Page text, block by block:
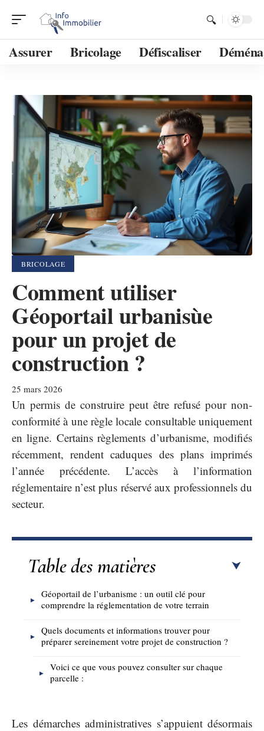
Assurer Bricolage Défiscaliser
BRICOLAGE
Comment utiliser
Géoportail urbanisùe
pour un projet de
construction ?
25 mars 2026
Un permis de construire peut être refusé pour non-
conformité à une règle locale consultable uniquement
en ligne. Certains règlements d’urbanisme, modifiés
récemment, rendent caduques des plans imprimés
l’année précédente. L’accès à l’information
réglementaire n’est plus réservé aux professionnels du
secteur.
Table des matières
Géoportail de l’urbanisme : un outil clé pour
comprendre la réglementation de votre terrain
Quels documents et informations trouver pour
préparer sereinement votre projet de construction ?
Voici ce que vous pouvez consulter sur chaque
parcelle :
Les démarches administratives s’appuient désormais